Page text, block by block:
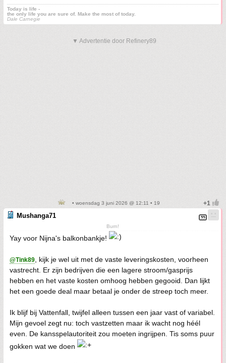
Today is life -
the only life you are sure of. Make the most of today.
Dale Carnegie
▼ Advertentie door Refinery89
• woensdag 3 juni 2026 @ 12:11 • 19
Mushanga71
Burn!
Yay voor Nijna's balkonbankje!
@Tink89 , kijk je wel uit met de vaste leveringskosten, voorheen
vastrecht. Er zijn bedrijven die een lagere stroom/gasprijs
hebben en het vaste kosten omhoog hebben gegooid. Dan lijkt
het een goede deal maar betaal je onder de streep toch meer.
Ik blijf bij Vattenfall, twijfel alleen tussen een jaar vast of variabel.
Mijn gevoel zegt nu: toch vastzetten maar ik wacht nog héél
even. De kansspelautoriteit zou moeten ingrijpen. Tis soms puur
gokken wat we doen